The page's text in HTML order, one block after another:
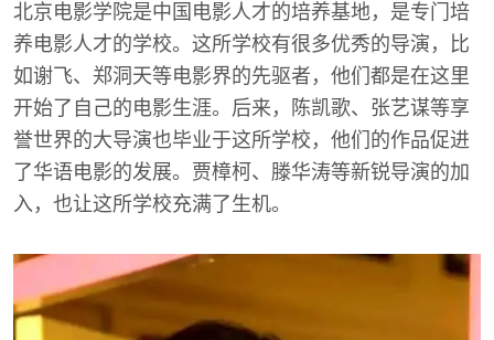
北京电影学院是中国电影人才的培养基地，是专门培
养电影人才的学校。这所学校有很多优秀的导演，比
如谢飞、郑洞天等电影界的先驱者，他们都是在这里
开始了自己的电影生涯。后来，陈凯歌、张艺谋等享
誉世界的大导演也毕业于这所学校，他们的作品促进
了华语电影的发展。贾樟柯、滕华涛等新锐导演的加
入，也让这所学校充满了生机。